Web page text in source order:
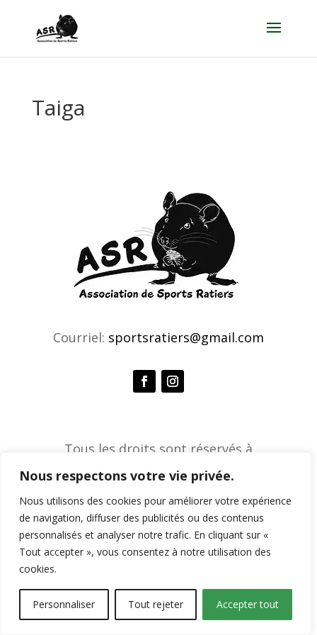
Nous respectons votre vie privée.
Nous utilisons des cookies pour améliorer votre expérience
de navigation, diffuser des publicités ou des contenus
personnalisés et analyser notre trafic. En cliquant sur «
Tout accepter », vous consentez à notre utilisation des
cookies.
Personnaliser Tout rejeter Accepter tout
Taiga
Courriel: sportsratiers@gmail.com
Tous les droits sont réservés à
Agence créative Constella